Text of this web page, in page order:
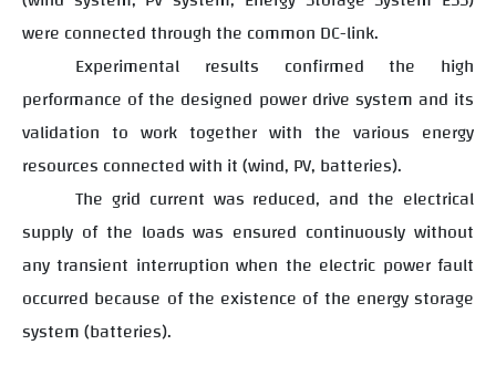
were connected through the common DC-link.
Experimental results confirmed the high
performance of the designed power drive system and its
validation to work together with the various energy
resources connected with it (wind, PV, batteries).
The grid current was reduced, and the electrical
supply of the loads was ensured continuously without
any transient interruption when the electric power fault
occurred because of the existence of the energy storage
system (batteries).